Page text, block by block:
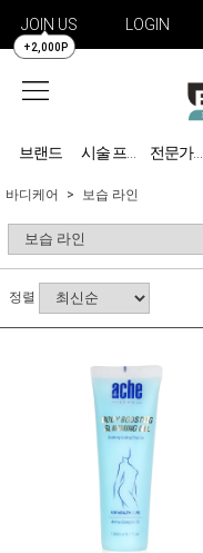
JOIN US
+2,000P
LOGIN
브랜드 시술 프로그램 전문가용 미용기기
바디케어 보습 라인
정렬